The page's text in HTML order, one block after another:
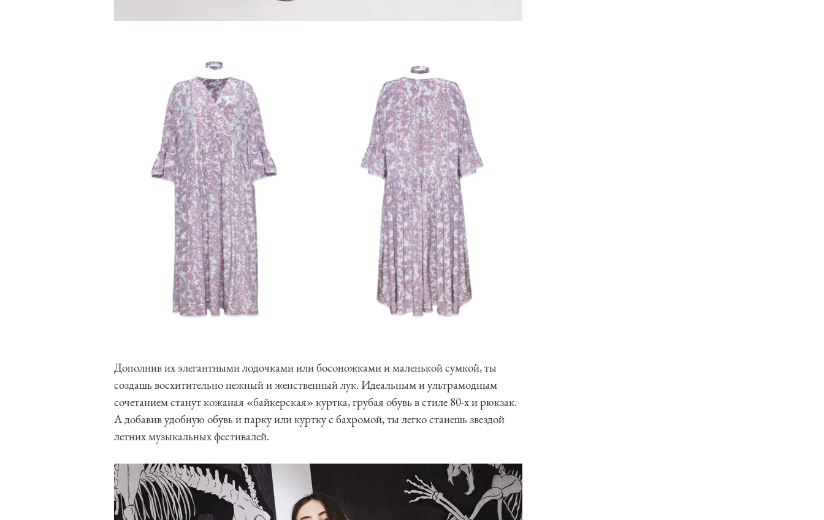
Дополнив их элегантными лодочками или босоножками и маленькой сумкой, ты
создашь восхитительно нежный и женственный лук. Идеальным и ультрамодным
сочетанием станут кожаная «байкерская» куртка, грубая обувь в стиле 80-х и рюкзак.
А добавив удобную обувь и парку или куртку с бахромой, ты легко станешь звездой
летних музыкальных фестивалей.